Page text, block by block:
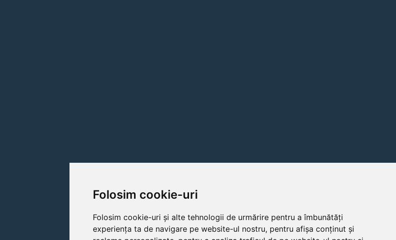
Folosim cookie-uri
Folosim cookie-uri și alte tehnologii de urmărire pentru a îmbunătăți
experiența ta de navigare pe website-ul nostru, pentru afișa conținut și